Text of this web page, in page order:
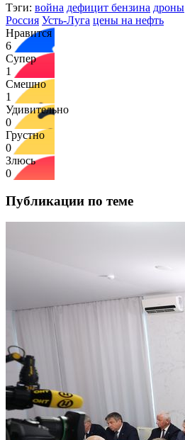
Тэги: война дефицит бензина дроны
Россия Усть-Луга цены на нефть
Нравится
6
Супер
1
Смешно
1
Удивительно
0
Грустно
0
Злюсь
0
Публикации по теме